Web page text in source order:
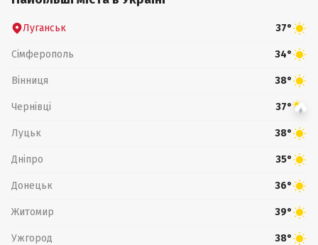
Луганськ 37°
Сімферополь 34°
Вінниця 38°
Чернівці 37°
Луцьк 38°
Дніпро 35°
Донецьк 36°
Житомир 39°
Ужгород 38°